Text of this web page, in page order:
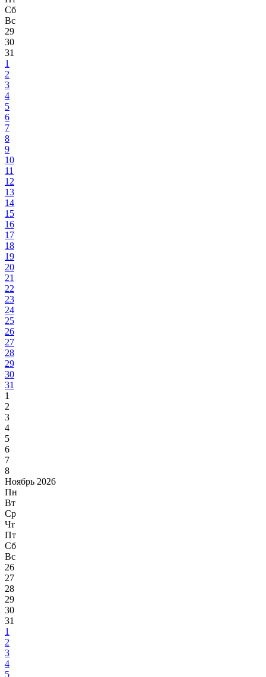
Сб
Вс
29
30
31
1
2
3
4
5
6
7
8
9
10
11
12
13
14
15
16
17
18
19
20
21
22
23
24
25
26
27
28
29
30
31
1
2
3
4
5
6
7
8
Ноябрь 2026
Пн
Вт
Ср
Чт
Пт
Сб
Вс
26
27
28
29
30
31
1
2
3
4
5